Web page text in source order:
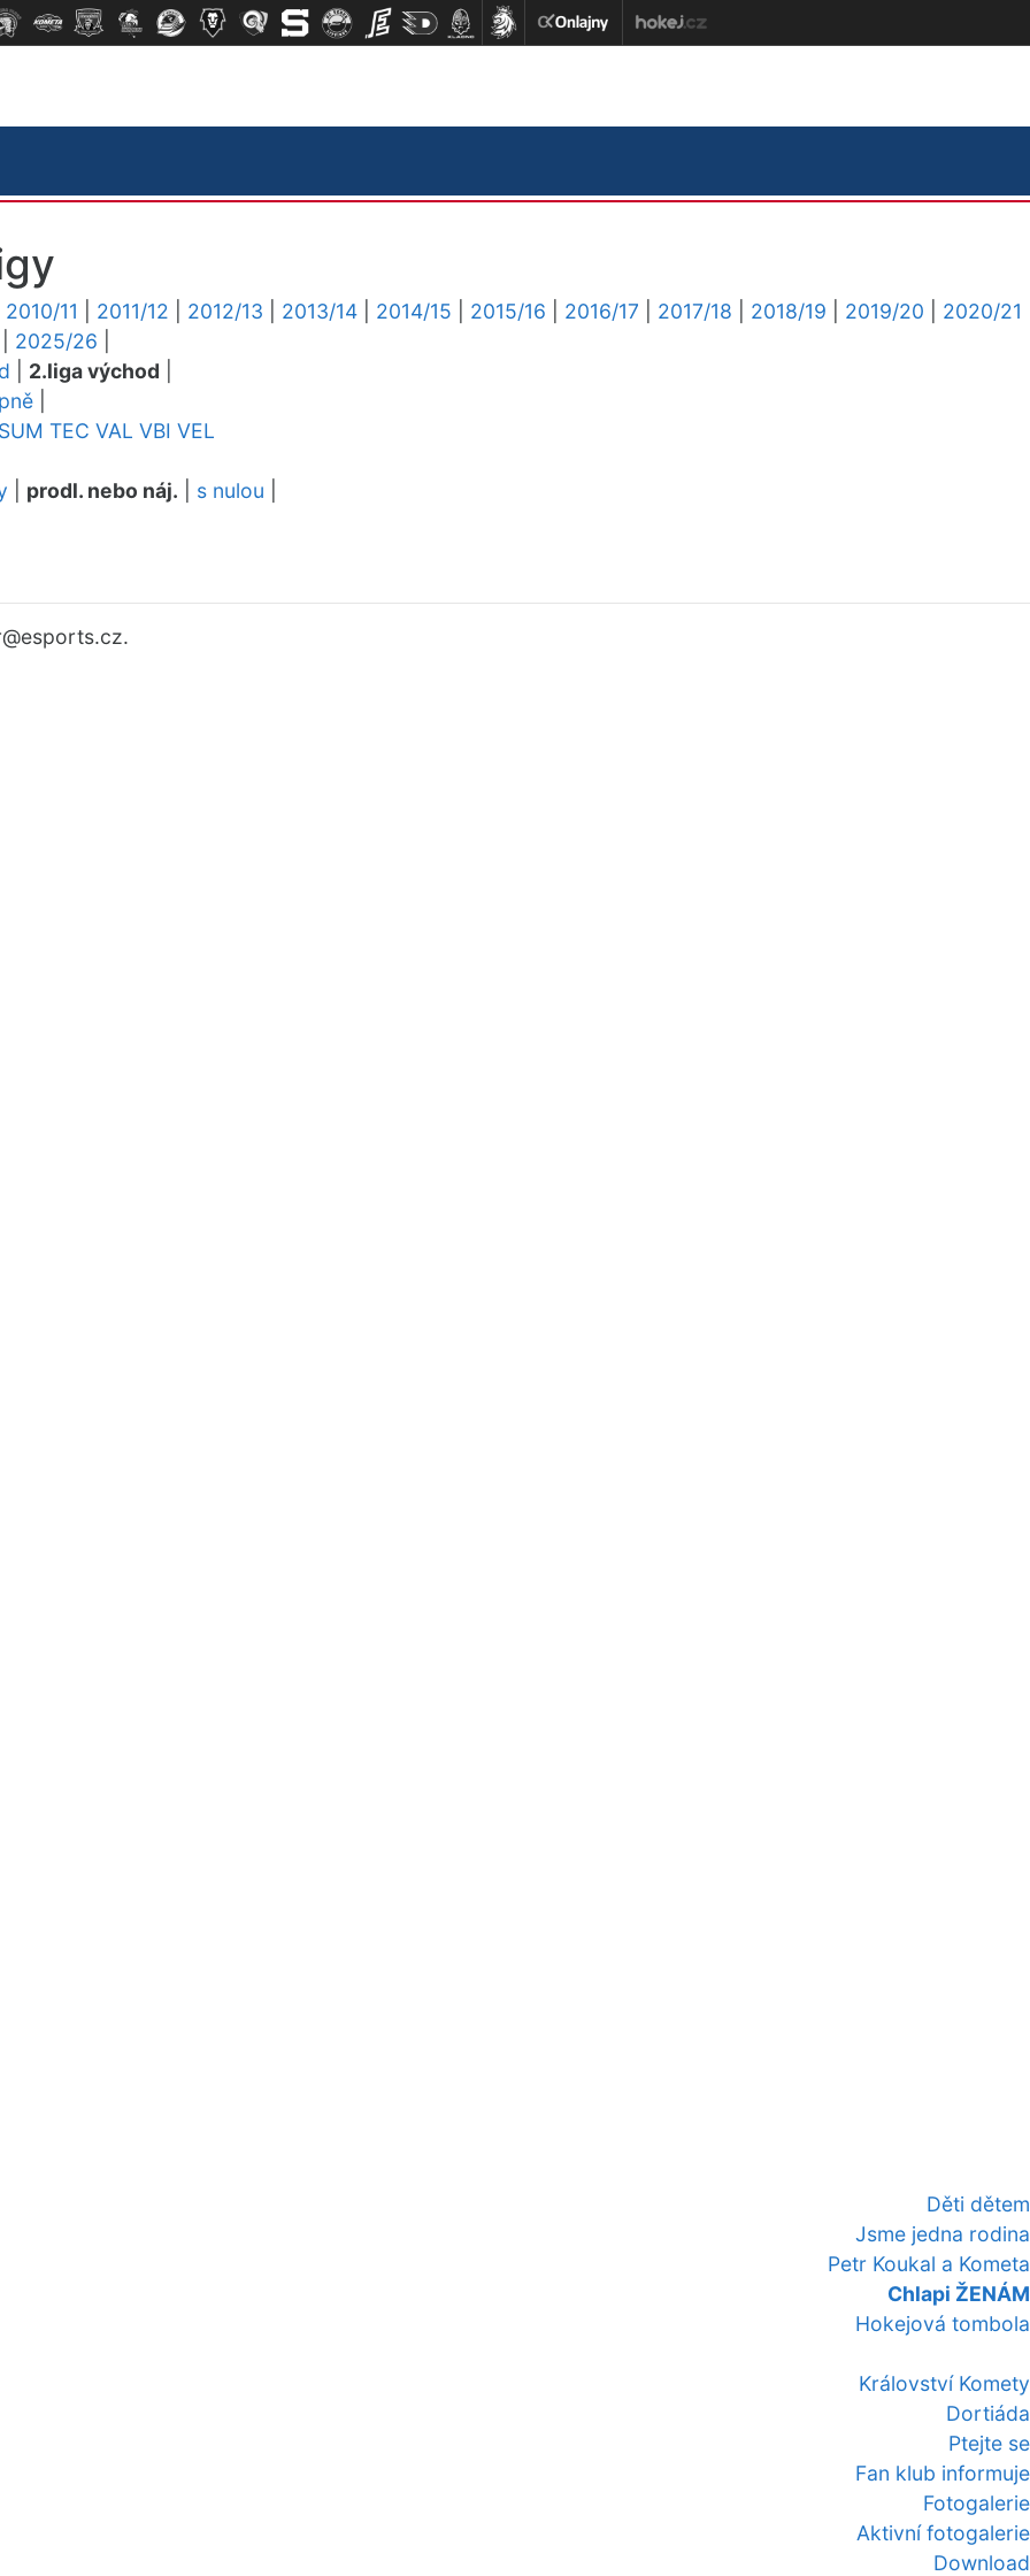
Děti dětem
Jsme jedna rodina
Petr Koukal a Kometa
Chlapi ŽENÁM
Hokejová tombola
Království Komety
Dortiáda
Ptejte se
Fan klub informuje
Fotogalerie
Aktivní fotogalerie
Download
2010/11 2011/12 2012/13 2013/14 2014/15 2015/16 2016/17 2017/18 2018/19 2019/20
2020/21
2025/26
2.liga východ
SUM TEC VAL VBI VEL
prodl. nebo náj. s nulou
@esports.cz.